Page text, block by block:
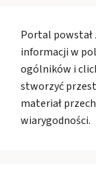
Portal powstał
informacji w
ogólników i
stworzyć
materiał
wiarygodności.